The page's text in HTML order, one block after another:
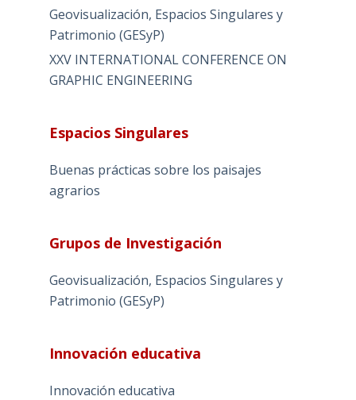
Geovisualización, Espacios Singulares y
Patrimonio (GESyP)
XXV INTERNATIONAL CONFERENCE ON
GRAPHIC ENGINEERING
Espacios Singulares
Buenas prácticas sobre los paisajes
agrarios
Grupos de Investigación
Geovisualización, Espacios Singulares y
Patrimonio (GESyP)
Innovación educativa
Innovación educativa